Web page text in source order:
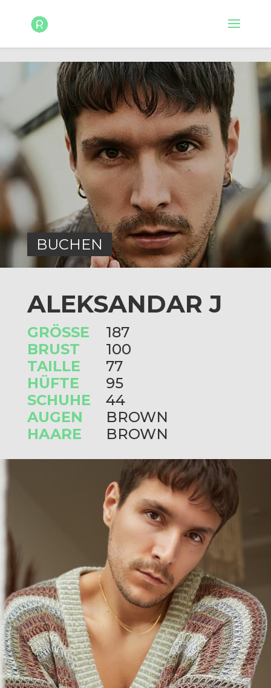
BUCHEN
ALEKSANDAR J
GRÖSSE
BRUST
TAILLE
HÜFTE
SCHUHE
AUGEN
HAARE
187
100
77
95
44
BROWN
BROWN